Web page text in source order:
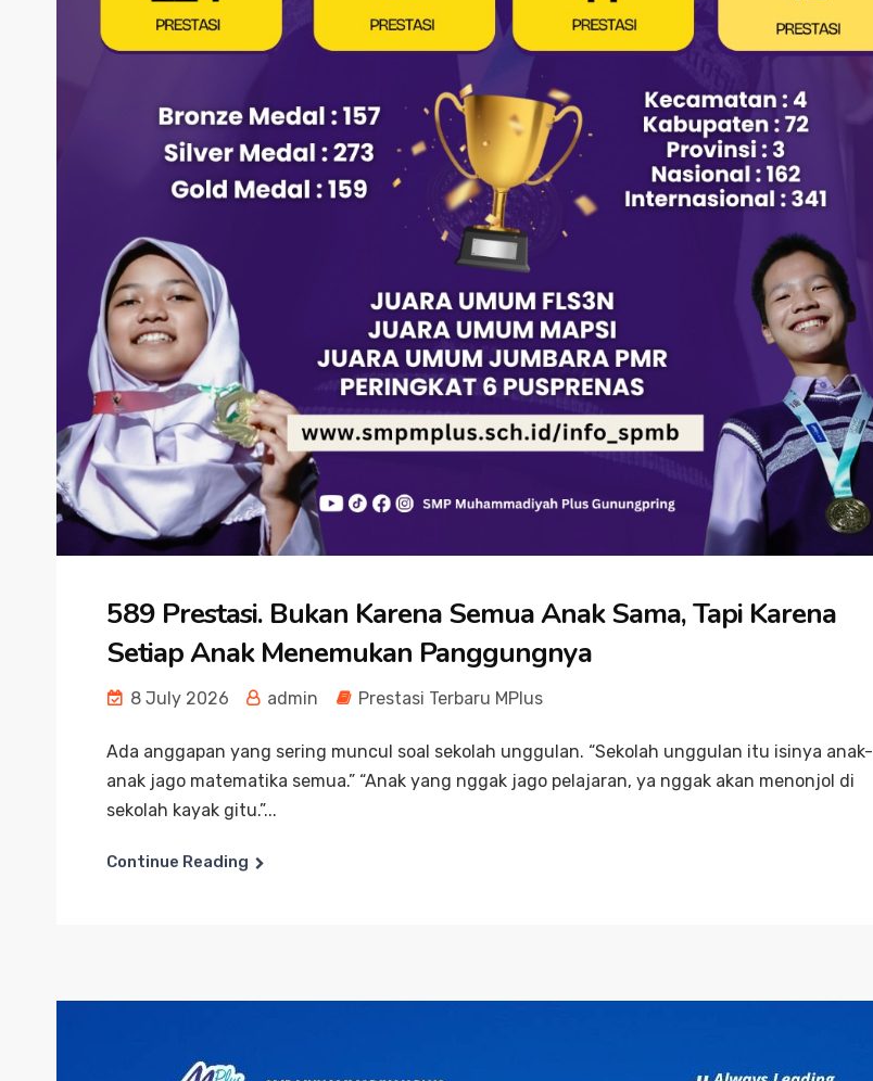
589 Prestasi. Bukan Karena Semua Anak Sama, Tapi Karena
Setiap Anak Menemukan Panggungnya
8 July 2026 admin Prestasi Terbaru MPlus
Ada anggapan yang sering muncul soal sekolah unggulan. “Sekolah unggulan itu isinya anak-
anak jago matematika semua.” “Anak yang nggak jago pelajaran, ya nggak akan menonjol di
sekolah kayak gitu.”...
Continue Reading